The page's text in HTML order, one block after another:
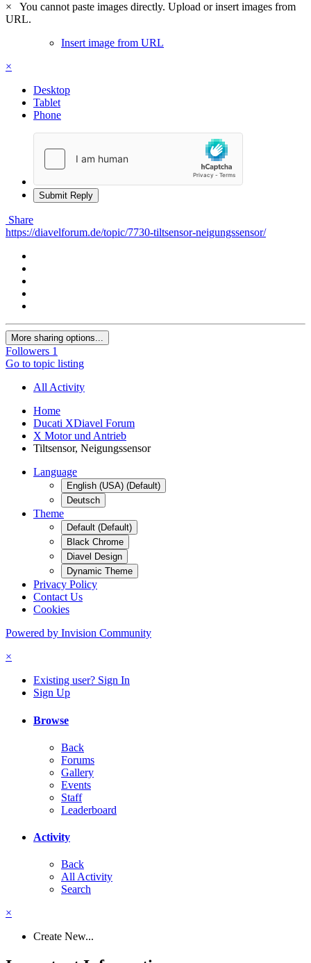
×
You cannot paste images directly. Upload or insert images from
URL.
Insert image from URL
×
Desktop
Tablet
Phone
Submit Reply
Share
https://diavelforum.de/topic/7730-tiltsensor-neigungssensor/
More sharing options...
Followers 1
Go to topic listing
All Activity
Home
Ducati XDiavel Forum
X Motor und Antrieb
Tiltsensor, Neigungssensor
Language
English (USA) (Default)
Deutsch
Theme
Default (Default)
Black Chrome
Diavel Design
Dynamic Theme
Privacy Policy
Contact Us
Cookies
Powered by Invision Community
×
Existing user? Sign In
Sign Up
Browse
Back
Forums
Gallery
Events
Staff
Leaderboard
Activity
Back
All Activity
Search
×
Create New...